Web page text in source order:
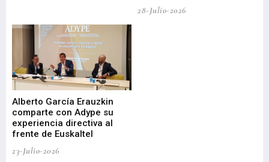
28-Julio-2026
Alberto García Erauzkin
comparte con Adype su
experiencia directiva al
frente de Euskaltel
23-Julio-2026